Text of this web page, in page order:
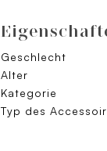
Geschlecht
Alter
Kategorie
Typ des